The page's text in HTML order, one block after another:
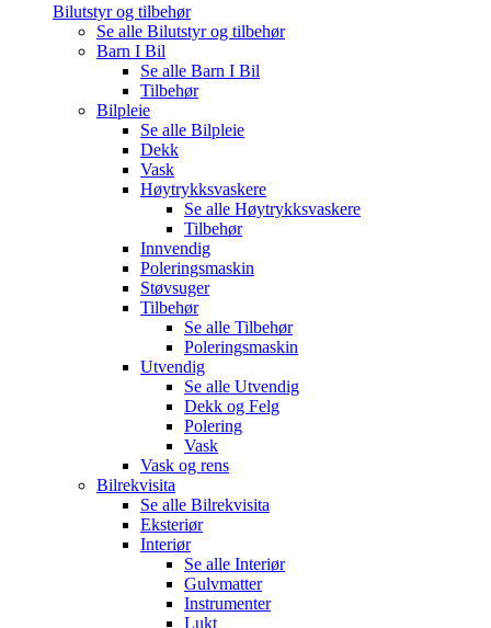
Bilutstyr og tilbehør
Se alle Bilutstyr og tilbehør
Barn I Bil
Se alle Barn I Bil
Tilbehør
Bilpleie
Se alle Bilpleie
Dekk
Vask
Høytrykksvaskere
Se alle Høytrykksvaskere
Tilbehør
Innvendig
Poleringsmaskin
Støvsuger
Tilbehør
Se alle Tilbehør
Poleringsmaskin
Utvendig
Se alle Utvendig
Dekk og Felg
Polering
Vask
Vask og rens
Bilrekvisita
Se alle Bilrekvisita
Eksteriør
Interiør
Se alle Interiør
Gulvmatter
Instrumenter
Lukt